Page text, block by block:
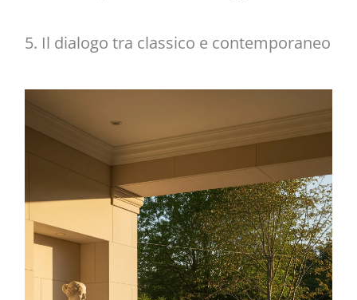
5. Il dialogo tra classico e contemporaneo